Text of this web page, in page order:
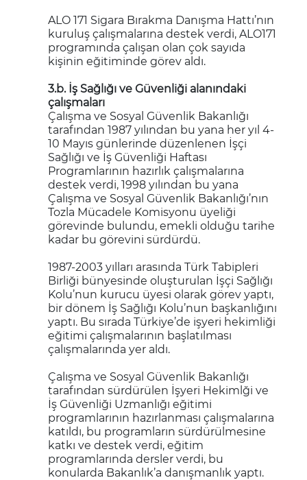
ALO 171 Sigara Bırakma Danışma Hattı’nın
kuruluş çalışmalarına destek verdi, ALO171
programında çalışan olan çok sayıda
kişinin eğitiminde görev aldı.
3.b. İş Sağlığı ve Güvenliği alanındaki
çalışmaları
Çalışma ve Sosyal Güvenlik Bakanlığı
tarafından 1987 yılından bu yana her yıl 4-
10 Mayıs günlerinde düzenlenen İşçi
Sağlığı ve İş Güvenliği Haftası
Programlarının hazırlık çalışmalarına
destek verdi, 1998 yılından bu yana
Çalışma ve Sosyal Güvenlik Bakanlığı’nın
Tozla Mücadele Komisyonu üyeliği
görevinde bulundu, emekli olduğu tarihe
kadar bu görevini sürdürdü.
1987-2003 yılları arasında Türk Tabipleri
Birliği bünyesinde oluşturulan İşçi Sağlığı
Kolu’nun kurucu üyesi olarak görev yaptı,
bir dönem İş Sağlığı Kolu’nun başkanlığını
yaptı. Bu sırada Türkiye’de işyeri hekimliği
eğitimi çalışmalarının başlatılması
çalışmalarında yer aldı.
Çalışma ve Sosyal Güvenlik Bakanlığı
tarafından sürdürülen İşyeri Hekimlği ve
İş Güvenliği Uzmanlığı eğitimi
programlarının hazırlanması çalışmalarına
katıldı, bu programların sürdürülmesine
katkı ve destek verdi, eğitim
programlarında dersler verdi, bu
konularda Bakanlık’a danışmanlık yaptı.